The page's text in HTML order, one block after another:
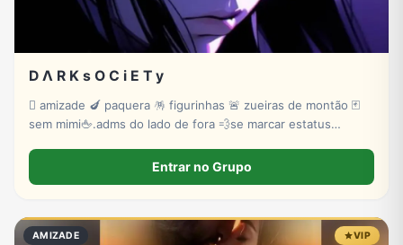
D Λ R K s O C i E T y
🫟 amizade 🍆 paquera 🪅 figurinhas 🚨 zueiras de montão 🃏
sem mimi🖕.adms do lado de fora 💨se marcar estatus
Entrar no Grupo
AMIZADE VIP